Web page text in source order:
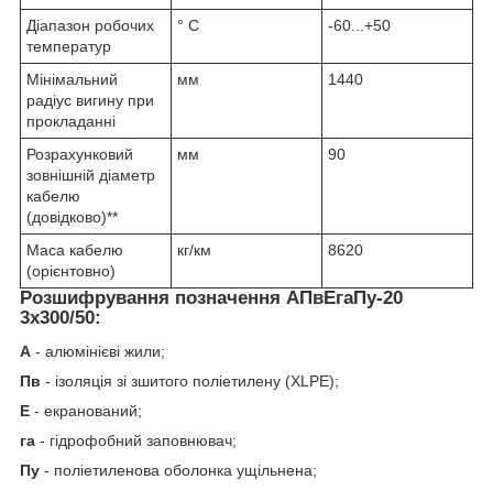
Діапазон робочих
температур
° С -60...+50
Мінімальний
радіус вигину при
прокладанні
мм 1440
Розрахунковий
зовнішній діаметр
кабелю
(довідково)**
мм 90
Маса кабелю
(орієнтовно)
кг/км 8620
Розшифрування позначення АПвЕгаПу‑20
3х300/50:
А - алюмінієві жили;
Пв - ізоляція зі зшитого поліетилену (XLPE);
Е - екранований;
га - гідрофобний заповнювач;
Пу - поліетиленова оболонка ущільнена;